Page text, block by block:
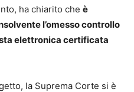
ha chiarito che è
l’omesso controllo
elettronica certificata
la Suprema Corte si è